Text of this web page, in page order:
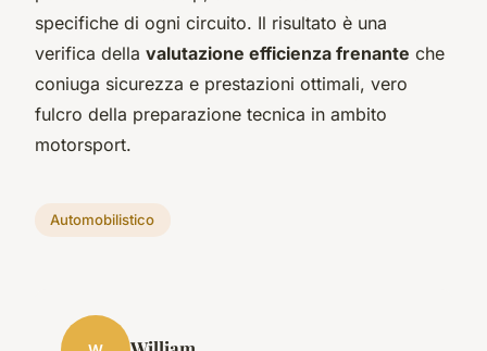
specifiche di ogni circuito. Il risultato è una
verifica della valutazione efficienza frenante che
coniuga sicurezza e prestazioni ottimali, vero
fulcro della preparazione tecnica in ambito
motorsport.
Automobilistico